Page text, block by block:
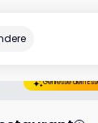
Geniesse dein